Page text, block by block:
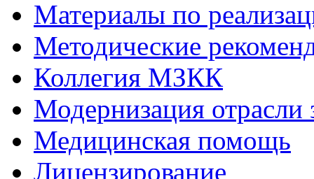
Материалы по
Методические
Коллегия МЗКК
Модернизация отрасли
Медицинская помощь
Лицензирование